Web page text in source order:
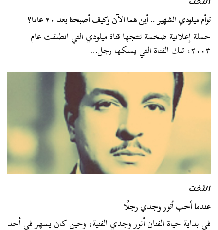
التخت
توأم ميلودي الشهير .. أين هما الآن وكيف أصبحتا بعد ٢٠ عاما؟
حملة إعلانية ضخمة تنتجها قناة ميلودي التي انطلقت عام
٢٠٠٣، تلك القناة التي يملكها رجل…
التخت
عندما أحب أنور وجدي رجلًا
في بداية حياة الفنان أنور وجدي الفنية، وحين كان يسهر في أحد